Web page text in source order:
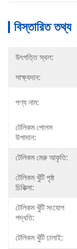
বিস্তারিত তথ্য
উৎপত্তি স্থল:
সাক্ষ্যদান:
পণ্য নাম:
টেলিকম পোলস
উপাদান:
টেলিকম মেরু আকৃতি:
টেলিকম খুঁটি পৃষ্ঠ
চিকিত্সা:
টেলিকম খুঁটি সংযোগ
পদ্ধতি:
টেলিকম খুঁটি ঢালাই: